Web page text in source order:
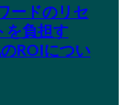
ードのリセ
を負担す
ROIについ